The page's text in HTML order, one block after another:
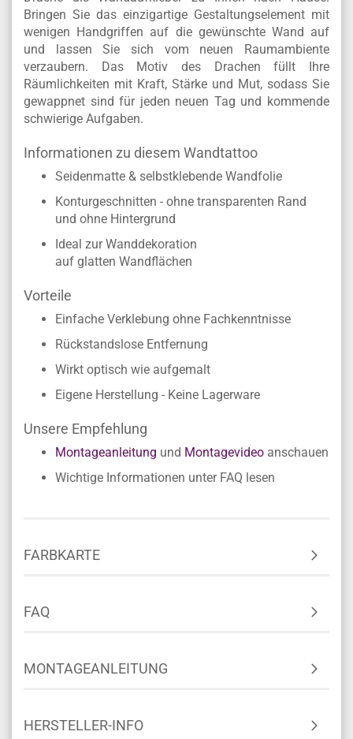
Bringen Sie das einzigartige Gestaltungselement mit
wenigen Handgriffen auf die gewünschte Wand auf
und lassen Sie sich vom neuen Raumambiente
verzaubern. Das Motiv des Drachen füllt Ihre
Räumlichkeiten mit Kraft, Stärke und Mut, sodass Sie
gewappnet sind für jeden neuen Tag und kommende
schwierige Aufgaben.
Informationen zu diesem Wandtattoo
Seidenmatte & selbstklebende Wandfolie
Konturgeschnitten - ohne transparenten Rand
und ohne Hintergrund
Ideal zur Wanddekoration
auf glatten Wandflächen
Vorteile
Einfache Verklebung ohne Fachkenntnisse
Rückstandslose Entfernung
Wirkt optisch wie aufgemalt
Eigene Herstellung - Keine Lagerware
Unsere Empfehlung
Montageanleitung und Montagevideo anschauen
Wichtige Informationen unter FAQ lesen
FARBKARTE
FAQ
MONTAGEANLEITUNG
HERSTELLER-INFO